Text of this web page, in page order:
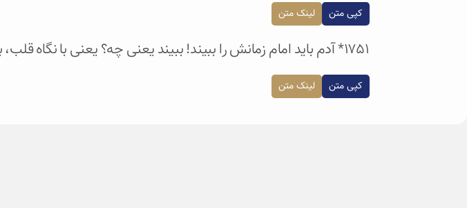
کپی متن لینک متن
۱۷۵۱* آدم باید امام زمانش را ببیند! ببیند یعنی چه؟ یعنی با نگاه قلب، باور خودش را مرور کند به اینکه امام زمان دارد.
کپی متن لینک متن